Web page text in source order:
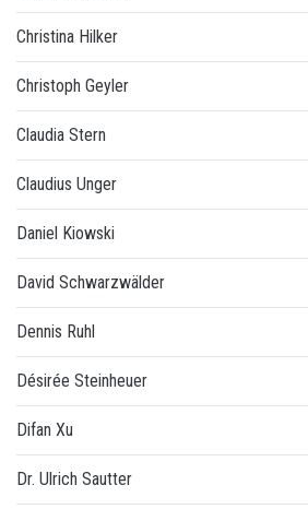
Christina Hilker
Christoph Geyler
Claudia Stern
Claudius Unger
Daniel Kiowski
David Schwarzwälder
Dennis Ruhl
Désirée Steinheuer
Difan Xu
Dr. Ulrich Sautter